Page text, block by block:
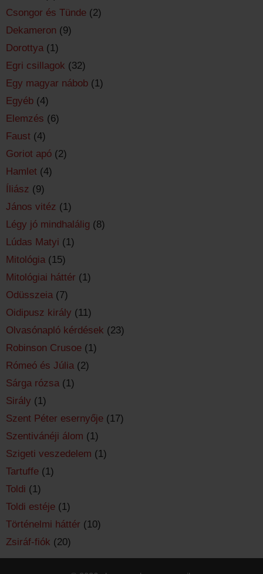
Csongor és Tünde (2)
Dekameron (9)
Dorottya (1)
Egri csillagok (32)
Egy magyar nábob (1)
Egyéb (4)
Elemzés (6)
Faust (4)
Goriot apó (2)
Hamlet (4)
Íliász (9)
János vitéz (1)
Légy jó mindhalálig (8)
Lúdas Matyi (1)
Mitológia (15)
Mitológiai háttér (1)
Odüsszeia (7)
Oidipusz király (11)
Olvasónapló kérdések (23)
Robinson Crusoe (1)
Rómeó és Júlia (2)
Sárga rózsa (1)
Sirály (1)
Szent Péter esernyője (17)
Szentivánéji álom (1)
Szigeti veszedelem (1)
Tartuffe (1)
Toldi (1)
Toldi estéje (1)
Történelmi háttér (10)
Zsiráf-fiók (20)